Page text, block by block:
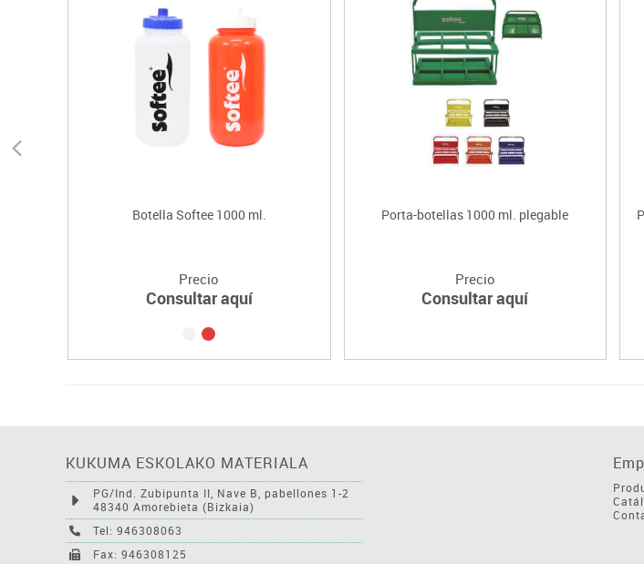
Botella Softee 1000 ml.
Precio
Consultar aquí
Porta-botellas 1000 ml. plegable
Precio
Consultar aquí
KUKUMA ESKOLAKO MATERIALA
PG/Ind. Zubipunta II, Nave B, pabellones 1-2
48340 Amorebieta (Bizkaia)
Tel: 946308063
Fax: 946308125